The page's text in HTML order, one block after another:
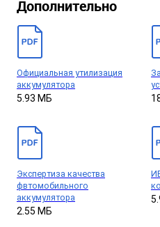
Дополнительно
Официальная утилизация
аккумулятора
5.93 МБ
Экспертиза качества
фвтомобильного
аккумулятора
2.55 МБ